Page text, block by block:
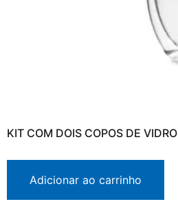
KIT COM DOIS COPOS DE VIDRO
Adicionar ao carrinho